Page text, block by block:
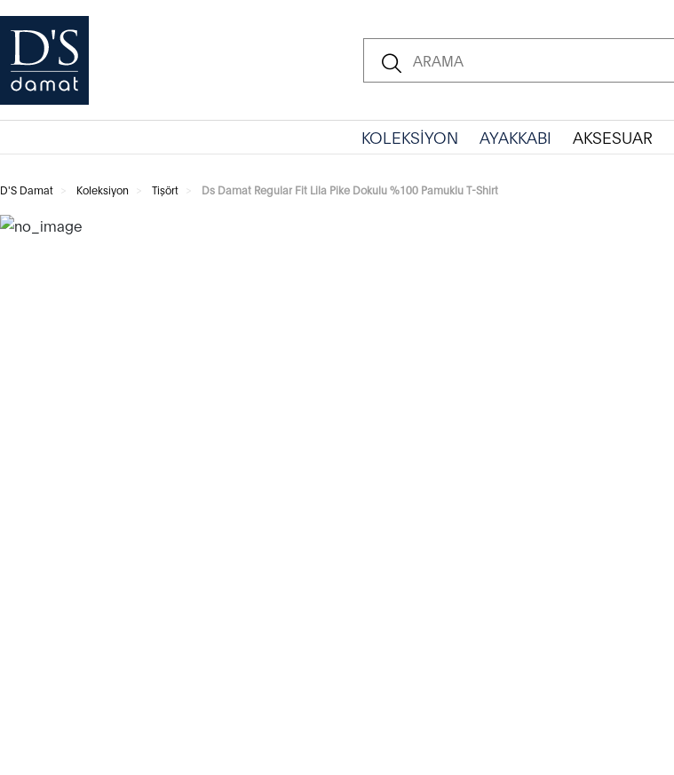
KOLEKSİYON AYAKKABI AKSESUAR
D'S Damat Koleksiyon Tişört Ds Damat Regular Fit Lila Pike Dokulu %100 Pamuklu T-Shirt